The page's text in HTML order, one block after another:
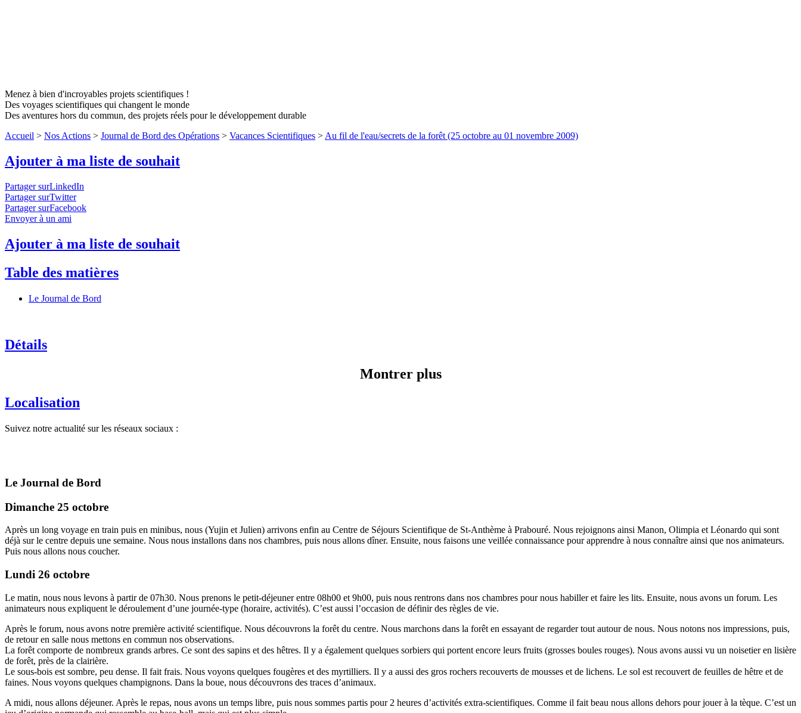
Menez à bien d'incroyables projets scientifiques !
Des voyages scientifiques qui changent le monde
Des aventures hors du commun, des projets réels pour le développement durable
Accueil > Nos Actions > Journal de Bord des Opérations > Vacances Scientifiques > Au fil de l'eau/secrets de la forêt (25 octobre au 01 novembre 2009)
Ajouter à ma liste de souhait
Partager surLinkedIn
Partager surTwitter
Partager surFacebook
Envoyer à un ami
Ajouter à ma liste de souhait
Table des matières
Le Journal de Bord
Détails
Montrer plus
Localisation
Suivez notre actualité sur les réseaux sociaux :
Le Journal de Bord
Dimanche 25 octobre
Après un long voyage en train puis en minibus, nous (Yujin et Julien) arrivons enfin au Centre de Séjours Scientifique de St-Anthème à Prabouré. Nous rejoignons ainsi Manon, Olimpia et Léonardo qui sont
déjà sur le centre depuis une semaine. Nous nous installons dans nos chambres, puis nous allons dîner. Ensuite, nous faisons une veillée connaissance pour apprendre à nous connaître ainsi que nos animateurs.
Puis nous allons nous coucher.
Lundi 26 octobre
Le matin, nous nous levons à partir de 07h30. Nous prenons le petit-déjeuner entre 08h00 et 9h00, puis nous rentrons dans nos chambres pour nous habiller et faire les lits. Ensuite, nous avons un forum. Les
animateurs nous expliquent le déroulement d’une journée-type (horaire, activités). C’est aussi l’occasion de définir des règles de vie.
Après le forum, nous avons notre première activité scientifique. Nous découvrons la forêt du centre. Nous marchons dans la forêt en essayant de regarder tout autour de nous. Nous notons nos impressions, puis,
de retour en salle nous mettons en commun nos observations.
La forêt comporte de nombreux grands arbres. Ce sont des sapins et des hêtres. Il y a également quelques sorbiers qui portent encore leurs fruits (grosses boules rouges). Nous avons aussi vu un noisetier en lisière
de forêt, près de la clairière.
Le sous-bois est sombre, peu dense. Il fait frais. Nous voyons quelques fougères et des myrtilliers. Il y a aussi des gros rochers recouverts de mousses et de lichens. Le sol est recouvert de feuilles de hêtre et de
faines. Nous voyons quelques champignons. Dans la boue, nous découvrons des traces d’animaux.
A midi, nous allons déjeuner. Après le repas, nous avons un temps libre, puis nous sommes partis pour 2 heures d’activités extra-scientifiques. Comme il fait beau nous allons dehors pour jouer à la tèque. C’est un